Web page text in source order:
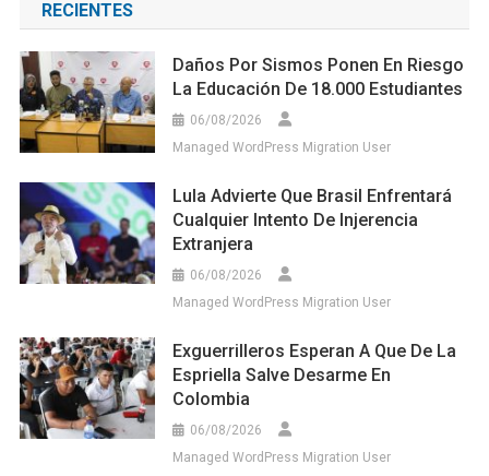
RECIENTES
Daños Por Sismos Ponen En Riesgo
La Educación De 18.000 Estudiantes
06/08/2026
Managed WordPress Migration User
Lula Advierte Que Brasil Enfrentará
Cualquier Intento De Injerencia
Extranjera
06/08/2026
Managed WordPress Migration User
Exguerrilleros Esperan A Que De La
Espriella Salve Desarme En
Colombia
06/08/2026
Managed WordPress Migration User